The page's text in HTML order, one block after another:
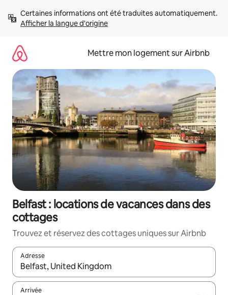
directement
Afficher la langue d'origine
Mettre mon logement sur Airbnb
Belfast : locations de vacances dans des
cottages
Trouvez et réservez des cottages uniques sur Airbnb
Adresse
Lorsque les résultats s'affichent, utilisez les flèches vers le
Arrivée